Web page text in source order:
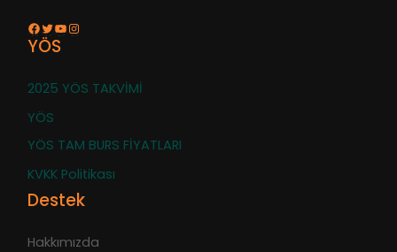
Facebook Twitter YouTube Instagram
YÖS
2025 YÖS TAKVİMİ
YÖS
YÖS TAM BURS FİYATLARI
KVKK Politikası
Destek
Hakkımızda